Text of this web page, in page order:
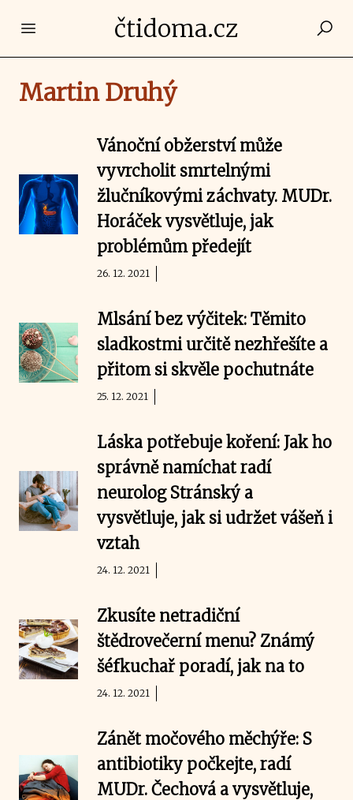
Open main menučtidoma.cz
Martin Druhý
Vánoční obžerství může
vyvrcholit smrtelnými
žlučníkovými záchvaty. MUDr.
Horáček vysvětluje, jak
problémům předejít
26. 12. 2021
Mlsání bez výčitek: Těmito
sladkostmi určitě nezhřešíte a
přitom si skvěle pochutnáte
25. 12. 2021
Láska potřebuje koření: Jak ho
správně namíchat radí
neurolog Stránský a
vysvětluje, jak si udržet vášeň i
vztah
24. 12. 2021
Zkusíte netradiční
štědrovečerní menu? Známý
šéfkuchař poradí, jak na to
24. 12. 2021
Zánět močového měchýře: S
antibiotiky počkejte, radí
MUDr. Čechová a vysvětluje,